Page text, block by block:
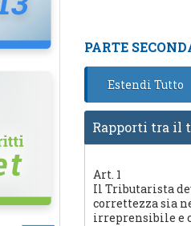
PARTE
Estendi Tutto
Rapporti tra il
Art. 1
Il Tributarista
correttezza sia
irreprensibile e